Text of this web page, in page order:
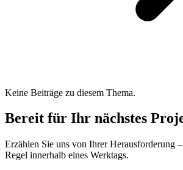
Keine Beiträge zu diesem Thema.
Bereit für Ihr nächstes
Erzählen Sie uns von Ihrer Herausforderung
Regel innerhalb eines Werktags.